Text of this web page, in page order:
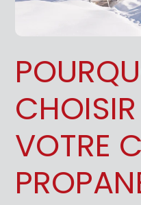
VOTRE